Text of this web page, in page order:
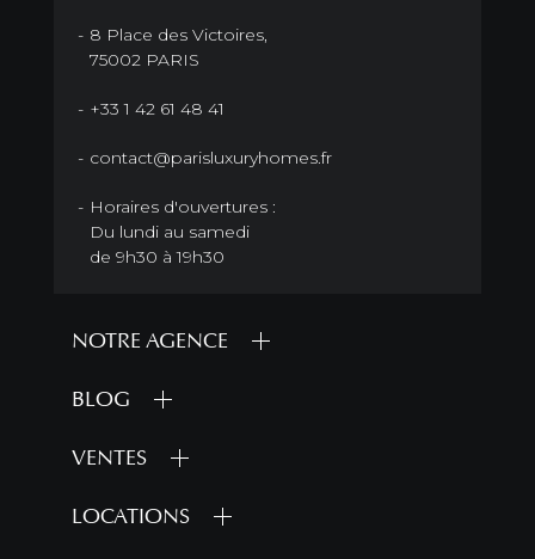
8 Place des Victoires,
75002 PARIS
+33 1 42 61 48 41
contact@parisluxuryhomes.fr
Horaires d'ouvertures :
Du lundi au samedi
de 9h30 à 19h30
NOTRE AGENCE
BLOG
VENTES
LOCATIONS